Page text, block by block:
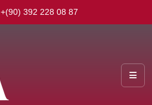
+(90) 392 228 08 87